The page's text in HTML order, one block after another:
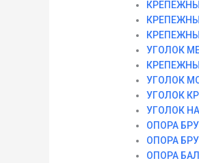
УГОЛОК
УГОЛОК
УГОЛОК
УГОЛОК
ОПОРА
ОПОРА
ОПОРА